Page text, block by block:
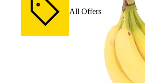
All Offers